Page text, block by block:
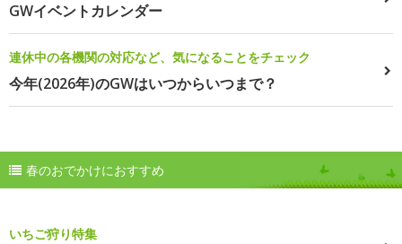
GWイベントカレンダー
連休中の各機関の対応など、気になることをチェック
今年(2026年)のGWはいつからいつまで？
春のおでかけにおすすめ
いちご狩り特集